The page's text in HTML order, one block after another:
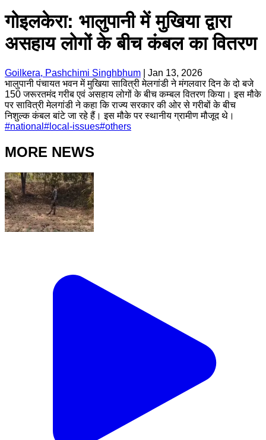
गोइलकेरा: भालुपानी में मुखिया द्वारा
असहाय लोगों के बीच कंबल का वितरण
Goilkera, Pashchimi Singhbhum
Jan 13, 2026
भालुपानी पंचायत भवन में मुखिया सावित्री मेलगांडी ने मंगलवार दिन के दो बजे
150 जरूरतमंद गरीब एवं असहाय लोगों के बीच कम्बल वितरण किया। इस मौके
पर सावित्री मेलगांडी ने कहा कि राज्य सरकार की ओर से गरीबों के बीच
निशुल्क कंबल बांटे जा रहे हैं। इस मौके पर स्थानीय ग्रामीण मौजूद थे।
#national # local-issues#others
MORE NEWS